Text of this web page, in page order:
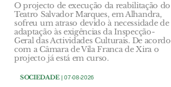
O projecto de execução da reabilitação do
Teatro Salvador Marques, em Alhandra,
sofreu um atraso devido à necessidade de
adaptação às exigências da Inspecção-
Geral das Actividades Culturais. De acordo
com a Câmara de Vila Franca de Xira o
projecto já está em curso.
SOCIEDADE| 07-08-2026